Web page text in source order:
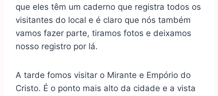
que eles têm um caderno que registra todos os
visitantes do local e é claro que nós também
vamos fazer parte, tiramos fotos e deixamos
nosso registro por lá.
A tarde fomos visitar o Mirante e Empório do
Cristo. É o ponto mais alto da cidade e a vista